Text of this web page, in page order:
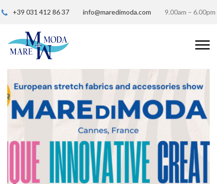
+39 031 412 86 37 info@maredimoda.com 9.00am – 6.00pm